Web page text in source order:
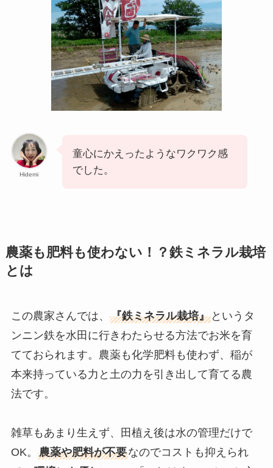
Hidemi
童心にかえったようなワクワク感
でした。
農薬も肥料も使わない！？鉄ミネラル栽培
とは
この農家さんでは、 『鉄ミネラル栽培』というタ
ンニン鉄を水田に行きわたらせる方法でお米を育
てておられます。農薬も化学肥料も使わず、稲が
本来持っている力と土の力を引き出して育てる農
法です。
雑草もあまり生えず、田植え後は水の管理だけで
OK。 農薬や肥料が不要なのでコストも抑えられ